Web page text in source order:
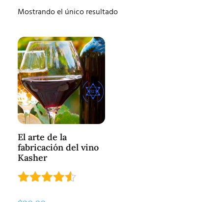
Mostrando el único resultado
El arte de la
fabricación del vino
Kasher